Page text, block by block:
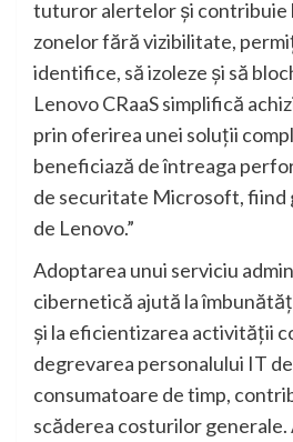
tuturor alertelor și contribuie
zonelor fără vizibilitate,
identifice, să izoleze și să
Lenovo CRaaS simplifică
prin oferirea unei soluții
beneficiază de întreaga
de securitate Microsoft, fiind
de Lenovo.”
Adoptarea unui serviciu
cibernetică ajută la
și la eficientizarea activității
degrevarea personalului IT
consumatoare de timp,
scăderea costurilor generale.